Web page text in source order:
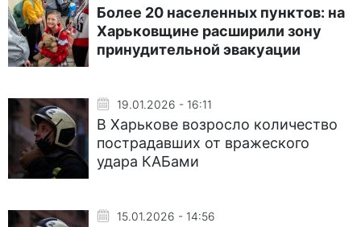
Более 20 населенных пунктов: на
Харьковщине расширили зону
принудительной эвакуации
19.01.2026 - 16:11
В Харькове возросло количество
пострадавших от вражеского
удара КАБами
15.01.2026 - 14:56